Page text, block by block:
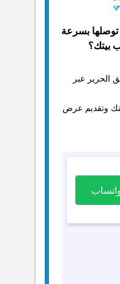
بسرعة
بيتك؟
الحرير عبر
وتقديم عرض